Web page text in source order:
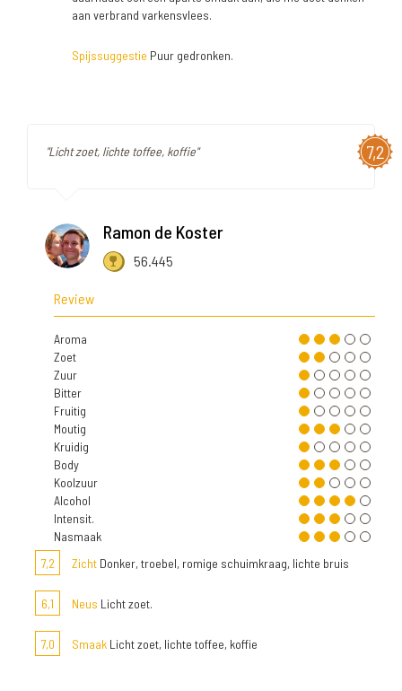
aan verbrand varkensvlees.
Spijssuggestie Puur gedronken.
7,2
"Licht zoet, lichte toffee, koffie"
Ramon de Koster
56.445
Review
Aroma
Zoet
Zuur
Bitter
Fruitig
Moutig
Kruidig
Body
Koolzuur
Alcohol
Intensit.
Nasmaak
7,2
Zicht Donker, troebel, romige schuimkraag, lichte bruis
6,1 Neus Licht zoet.
7,0 Smaak Licht zoet, lichte toffee, koffie